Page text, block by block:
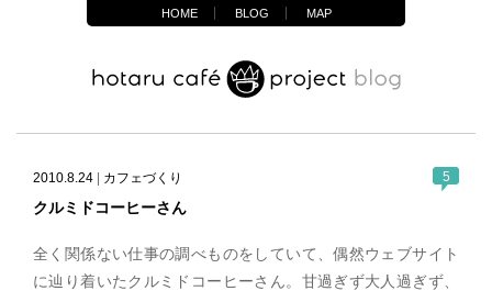
2010.8.24 カフェづくり 5
クルミドコーヒーさん
全く関係ない仕事の調べものをしていて、偶然ウェブサイト
に辿り着いたクルミドコーヒーさん。甘過ぎず大人過ぎず、
HOME BLOG MAP